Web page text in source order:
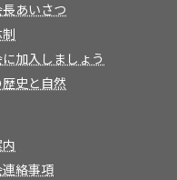
あいさつ
に加入しましょう
史と自然
連絡事項